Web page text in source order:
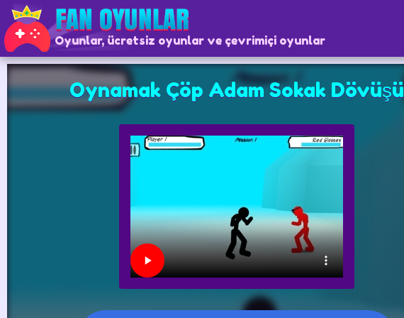
Oyunlar, ücretsiz oyunlar ve çevrimiçi oyunlar
Oynamak Çöp Adam Sokak Dövüşü